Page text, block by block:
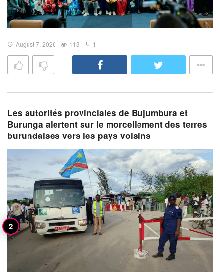
August 7, 2026 113 1
Les autorités provinciales de Bujumbura et
Burunga alertent sur le morcellement des terres
burundaises vers les pays voisins